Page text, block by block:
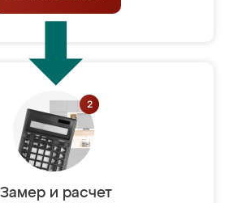
Замер и расчет